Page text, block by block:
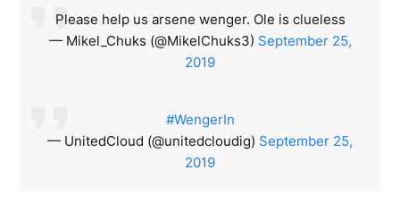
Please help us arsene wenger. Ole is clueless
— Mikel_Chuks (@MikelChuks3) September 25,
2019
#WengerIn
— UnitedCloud (@unitedcloudig) September 25,
2019